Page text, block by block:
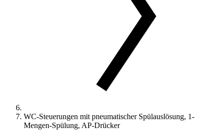
WC-Steuerungen mit pneumatischer Spülauslösung, 1-
Mengen-Spülung, AP-Drücker